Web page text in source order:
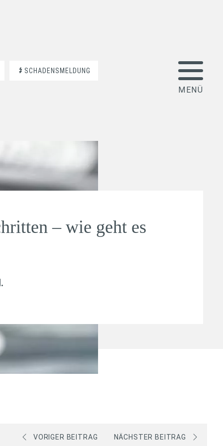
SCHADENSMELDUNG
– wie geht es
.
VORIGER BEITRAG NÄCHSTER BEITRAG